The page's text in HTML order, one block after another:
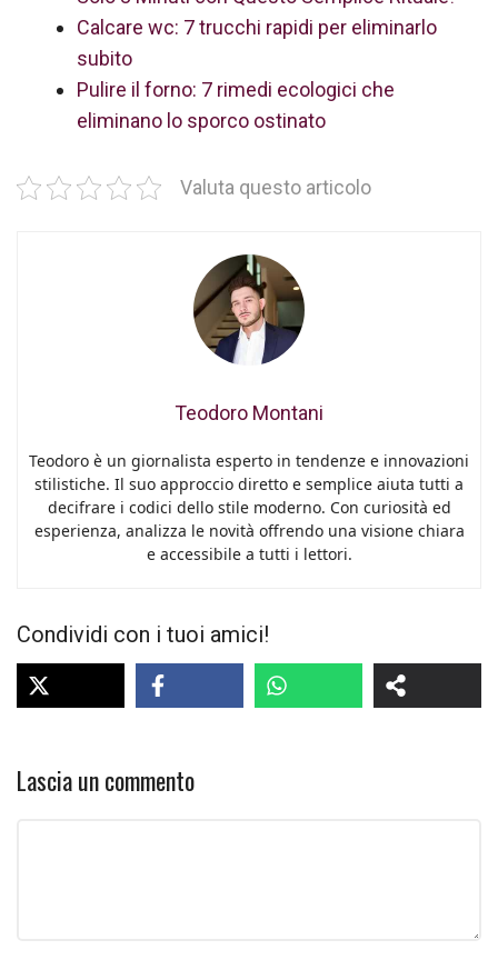
Calcare wc: 7 trucchi rapidi per eliminarlo
subito
Pulire il forno: 7 rimedi ecologici che
eliminano lo sporco ostinato
Valuta questo articolo
Teodoro Montani
Teodoro è un giornalista esperto in tendenze e innovazioni
stilistiche. Il suo approccio diretto e semplice aiuta tutti a
decifrare i codici dello stile moderno. Con curiosità ed
esperienza, analizza le novità offrendo una visione chiara
e accessibile a tutti i lettori.
Condividi con i tuoi amici!
Lascia un commento